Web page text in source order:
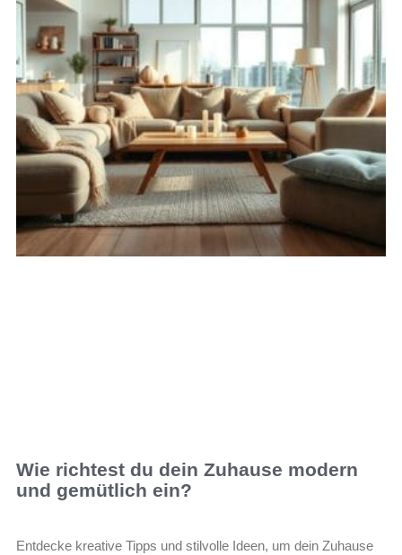
Wie richtest du dein Zuhause modern
und gemütlich ein?
Entdecke kreative Tipps und stilvolle Ideen, um dein Zuhause